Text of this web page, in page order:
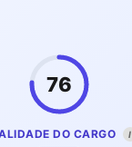
76
DO CARGO I